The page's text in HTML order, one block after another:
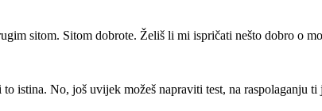
sitom. Sitom dobrote. Želiš li mi ispričati nešto dobro o
istina. No, još uvijek možeš napraviti test, na